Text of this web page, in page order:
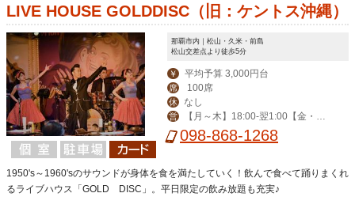
LIVE HOUSE GOLDDISC（旧：ケントス沖縄）
那覇市内｜松山・久米・前島
松山交差点より徒歩5分
￥ 平均予算 3,000円台
席 100席
休 なし
営
【月～木】18:00-翌1:00【金・
土】18:00-翌2:00【日・祝】18:00-0:
098-868-1268
1950's～1960'sのサウンドが身体を食を満たしていく！飲んで食べて踊りまくれ
るライブハウス「GOLD DISC」。平日限定の飲み放題も充実♪